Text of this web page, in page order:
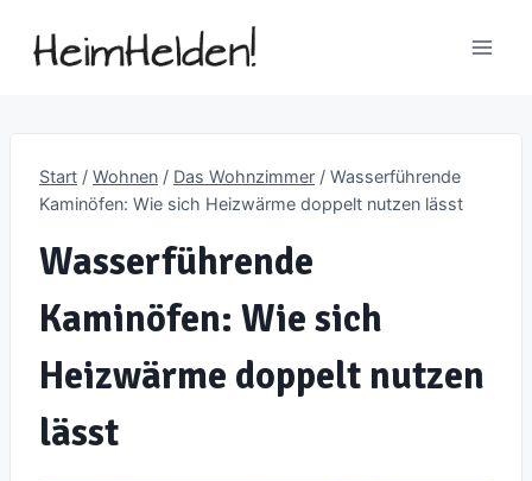
Inhalt
Start / Wohnen / Das Wohnzimmer / Wasserführende
Kaminöfen: Wie sich Heizwärme doppelt nutzen lässt
Wasserführende
Kaminöfen: Wie sich
Heizwärme doppelt nutzen
lässt